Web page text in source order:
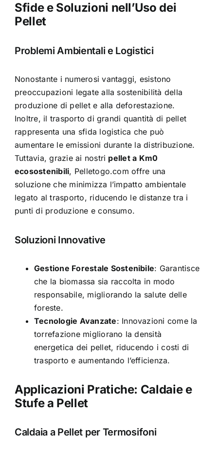
Sfide e Soluzioni nell’Uso dei
Pellet
Problemi Ambientali e Logistici
Nonostante i numerosi vantaggi, esistono
preoccupazioni legate alla sostenibilità della
produzione di pellet e alla deforestazione.
Inoltre, il trasporto di grandi quantità di pellet
rappresenta una sfida logistica che può
aumentare le emissioni durante la distribuzione.
Tuttavia, grazie ai nostri pellet a Km0
ecosostenibili, Pelletogo.com offre una
soluzione che minimizza l’impatto ambientale
legato al trasporto, riducendo le distanze tra i
punti di produzione e consumo.
Soluzioni Innovative
Gestione Forestale Sostenibile: Garantisce
che la biomassa sia raccolta in modo
responsabile, migliorando la salute delle
foreste.
Tecnologie Avanzate: Innovazioni come la
torrefazione migliorano la densità
energetica dei pellet, riducendo i costi di
trasporto e aumentando l’efficienza.
Applicazioni Pratiche: Caldaie e
Stufe a Pellet
Caldaia a Pellet per Termosifoni